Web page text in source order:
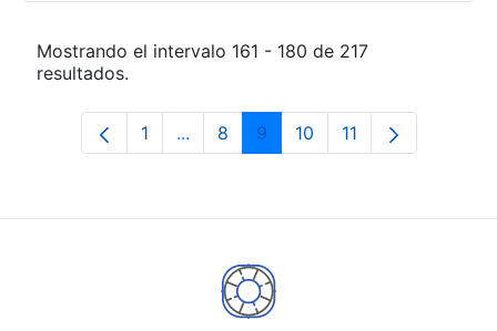
Mostrando el intervalo 161 - 180 de 217
resultados.
Página
1 ...Páginas intermedias Use TAB para
Página
8 Página
9 Página
10 Página
11